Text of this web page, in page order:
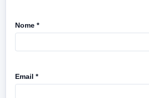
Nome *
Email *